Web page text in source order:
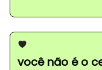
você não é o